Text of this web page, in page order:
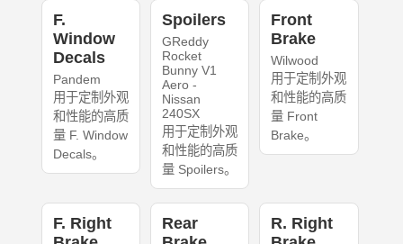
F.
Window
Decals
Pandem
用于定制外观
和性能的高质
量 F. Window
Decals。
Spoilers
GReddy
Rocket
Bunny V1
Aero -
Nissan
240SX
用于定制外观
和性能的高质
量 Spoilers。
Front
Brake
Wilwood
用于定制外观
和性能的高质
量 Front
Brake。
F. Right
Rear
R. Right